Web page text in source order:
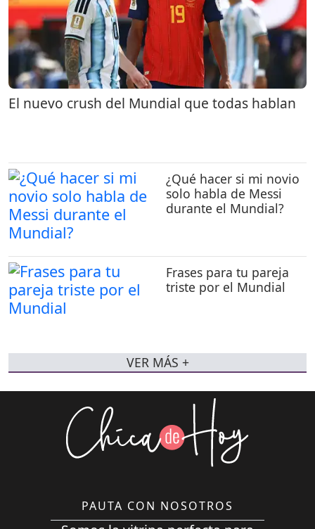
El nuevo crush del Mundial que todas hablan
¿Qué hacer si mi novio
solo habla de Messi
durante el Mundial?
Frases para tu pareja
triste por el Mundial
VER MÁS +
PAUTA CON NOSOTROS